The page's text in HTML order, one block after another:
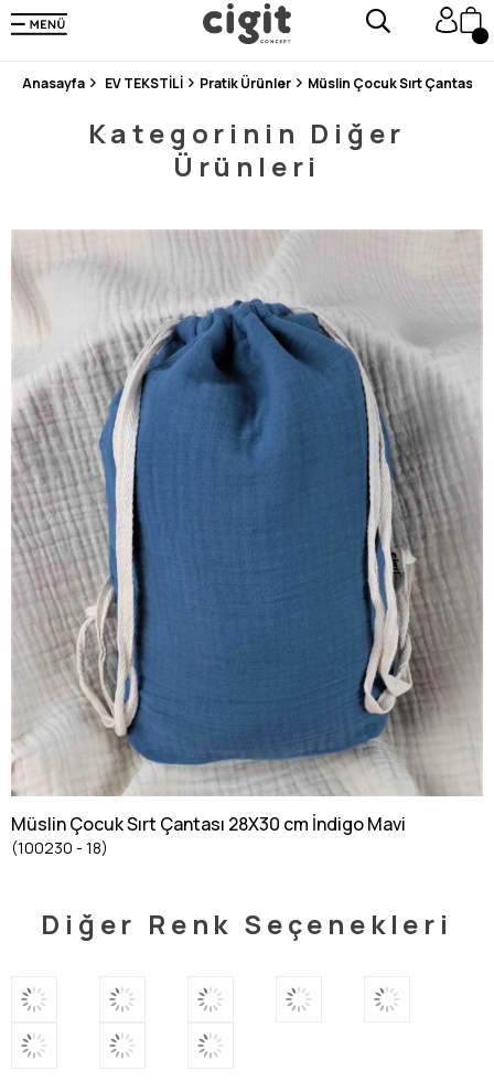
250.000'DEN FAZLA DEĞERLENDİRMEDE 5 ÜZERİNDEN 4.8 PUAN ALDI ⭐⭐⭐⭐⭐
3 MİLYONDAN FAZLA MUTLU MÜŞTERİ ❤️ 10 MİLYON ÜRÜN
Anasayfa EV TEKSTİLİ Pratik Ürünler Müslin Çocuk Sırt Çantası
Kategorinin Diğer
Ürünleri
Müslin Çocuk Sırt Çantası 28X30 cm İndigo Mavi
(100230 - 18)
Diğer Renk Seçenekleri